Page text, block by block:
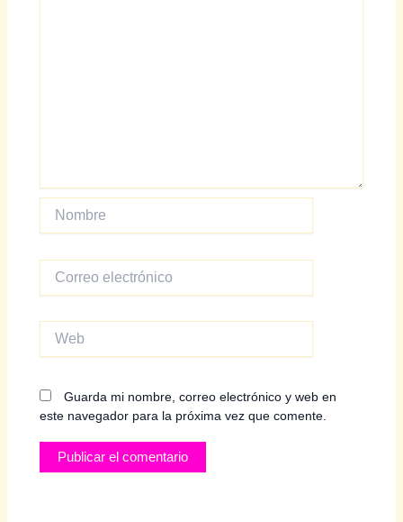
Nombre
electrónico
Guarda mi nombre, correo electrónico y web en
este navegador para la próxima vez que comente.